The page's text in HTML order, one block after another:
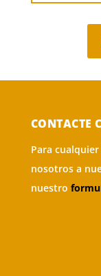
CONTACTE
Para
nosotros a
nuestro